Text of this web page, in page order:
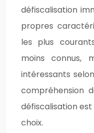
défiscalisation
propres
les plus
moins connus,
intéressants
compréhension
défiscalisation
choix.